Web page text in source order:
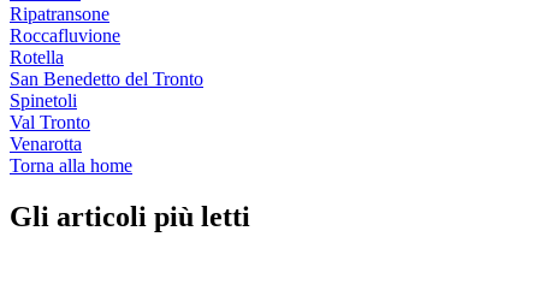
Ripatransone
Roccafluvione
Rotella
San Benedetto del Tronto
Spinetoli
Val Tronto
Venarotta
Torna alla home
Gli articoli più letti